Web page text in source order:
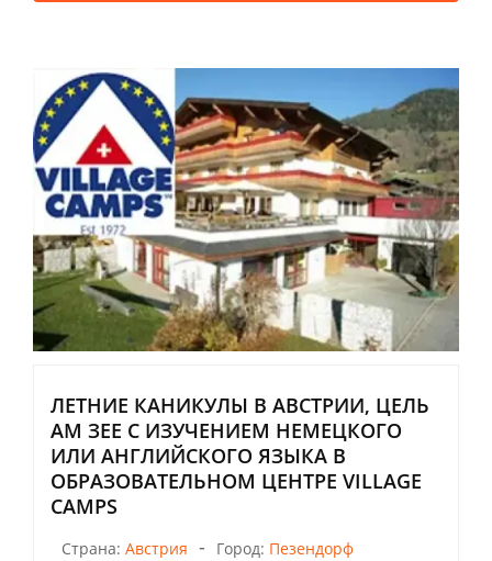
ЛЕТНИЕ КАНИКУЛЫ В АВСТРИИ, ЦЕЛЬ
АМ ЗЕЕ С ИЗУЧЕНИЕМ НЕМЕЦКОГО
ИЛИ АНГЛИЙСКОГО ЯЗЫКА В
ОБРАЗОВАТЕЛЬНОМ ЦЕНТРЕ VILLAGE
CAMPS
Страна: Австрия - Город: Пезендорф